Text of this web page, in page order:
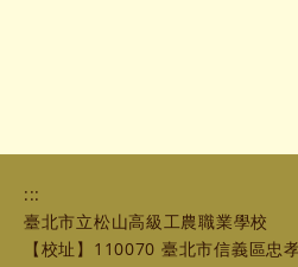
:::
臺北市立松山高級工農職業學校
【校址】110070 臺北市信義區忠